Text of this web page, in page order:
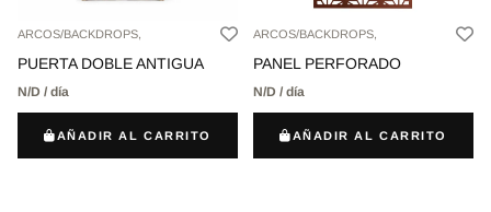
ARCOS/BACKDROPS,
PUERTA DOBLE ANTIGUA
N/D / día
AÑADIR AL CARRITO
ARCOS/BACKDROPS,
PANEL PERFORADO
N/D / día
AÑADIR AL CARRITO